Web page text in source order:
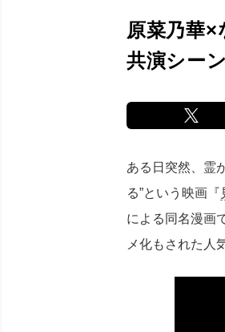
原菜乃華×
共演シー
ある日突然、霊
る”という映画『
による同名漫画
メ化もされた人